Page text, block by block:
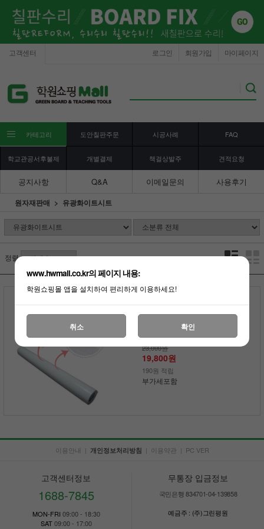
고객센터 마이페이지
회원가입
로그인
카테고리 도안칠판주문 시공사례 FAQ
학교관공서후불제 개별결제 책걸상발주 견적요청
공지사항 Q&A 이메일문의 사용후기
원자재판매 유광화이트시트
정렬
유광 화이트 시트 원단
(암선 유무 선택 가능)
23,000원
19,800원
190원 적립
부가세포함
이용안내 | 개인정보처리방침 | 이용약관 | PC VER
고객센터정보
1688-7845
MON-FRI 09:00 - 18:30
SAT09:00 - 17:00
무통장 입금정보
국민은행 834701-04-139858
예금주 : (주)그린평원
www.hwmall.co.kr의 페이지 내용:
학원쇼핑몰 앱을 설치하여 편리하게 이용하세요!
취소 확인